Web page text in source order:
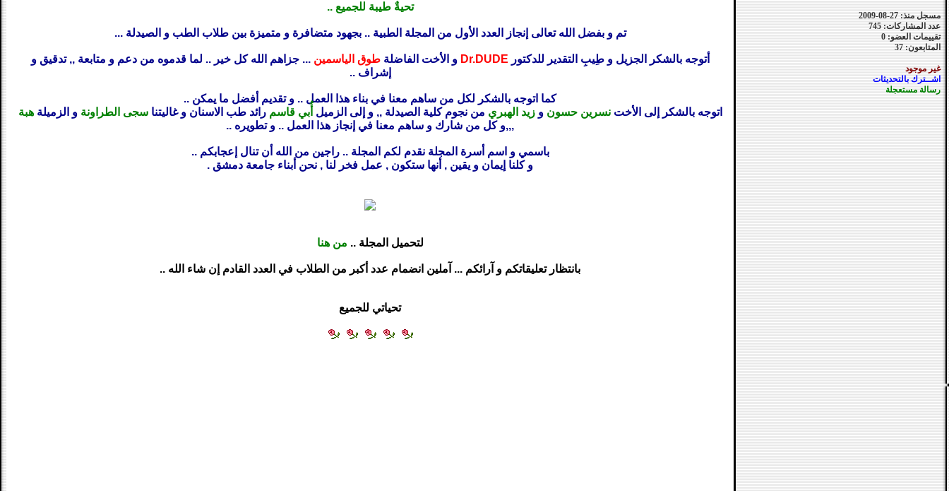
مسجل منذ: 27-08-2009
عدد المشاركات: 745
تقييمات العضو: 0
المتابعون: 37
غير موجود
اشــترك بالتحديثات
رسالة مستعجلة
تحيةٌ طيبة للجميع ..
تم و بفضل الله تعالى إنجاز العدد الأول من المجلة الطبية .. بجهود متضافرة و متميزة بين طلاب الطب و الصيدلة ...
أتوجه بالشكر الجزيل و طِيبِ التقدير للدكتور Dr.DUDE و الأخت الفاضلةطوق الياسمين ... جزاهم الله كل خير .. لما قدموه من دعم و متابعة ,, تدقيق و
إشراف ..
كما اتوجه بالشكر لكل من ساهم معنا في بناء هذا العمل .. و تقديم أفضل ما يمكن ..
اتوجه بالشكر إلى الأختنسرين حسون وزيد الهبري من نجوم كلية الصيدلة ,, و إلى الزميل أُبي قاسمرائد طب الاسنان و غاليتناسجى الطراونة و الزميلةهبة
,,,و كل من شارك و ساهم معنا في إنجاز هذا العمل .. و تطويره ..
باسمي و اسم أسرة المجلة نقدم لكم المجلة .. راجين من الله أن تنال إعجابكم ..
و كلنا إيمان و يقين , أنها ستكون , عمل فخر لنا , نحن أبناء جامعة دمشق .
لتحميل المجلة .. من هنا
بانتظار تعليقاتكم و آرائكم ... آملين انضمام عدد أكبر من الطلاب في العدد القادم إن شاء الله ..
تحياتي للجميع